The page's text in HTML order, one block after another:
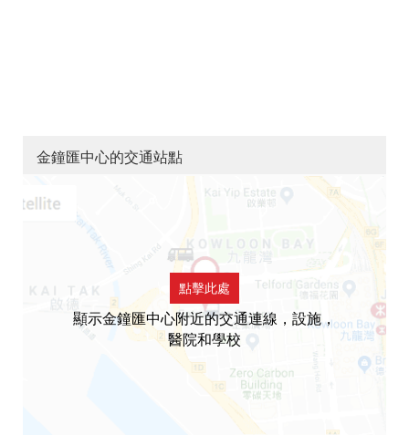
金鐘匯中心的交通站點
點擊此處
顯示金鐘匯中心附近的交通連線，設施，
醫院和學校